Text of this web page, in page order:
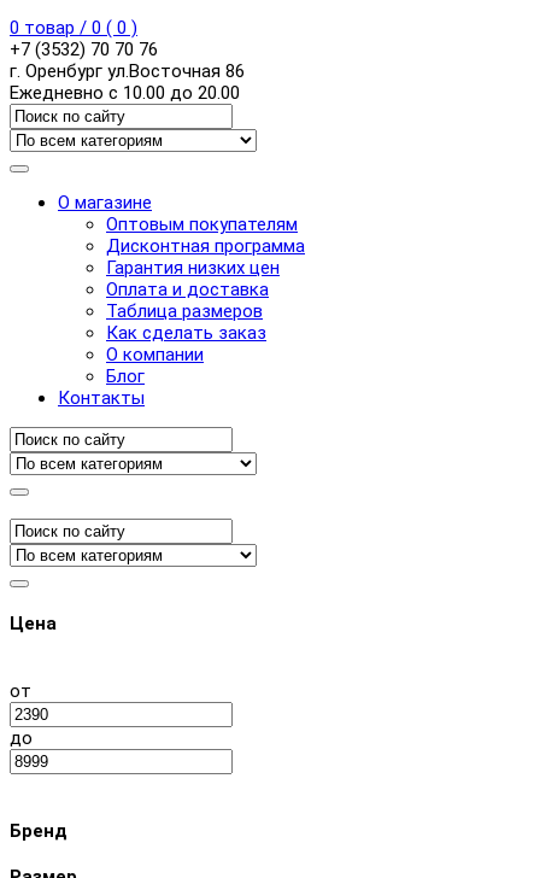
0 товар / 0 ( 0 )
+7 (3532) 70 70 76
г. Оренбург ул.Восточная 86
Ежедневно с 10.00 до 20.00
О магазине
Оптовым покупателям
Дисконтная программа
Гарантия низких цен
Оплата и доставка
Таблица размеров
Как сделать заказ
О компании
Блог
Контакты
Цена
от
до
Бренд